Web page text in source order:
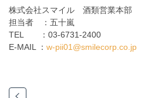
株式会社スマイル 酒類営業本部
担当者 ：五十嵐
TEL ： 03-6731-2400
E-MAIL ： w-pii01@smilecorp.co.jp